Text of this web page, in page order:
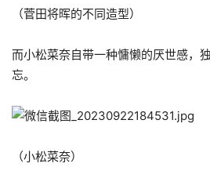
（菅田将晖的不同造型）
而小松菜奈自带一种慵懒的厌世感，
忘。
（小松菜奈）